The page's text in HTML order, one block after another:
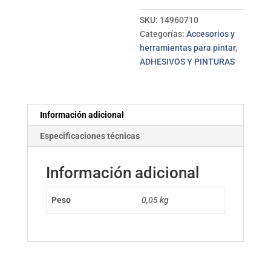
SKU: 14960710
Categorías:Accesorios y
herramientas para pintar,
ADHESIVOS Y PINTURAS
Información adicional
Especificaciones técnicas
Información adicional
Peso 0,05 kg